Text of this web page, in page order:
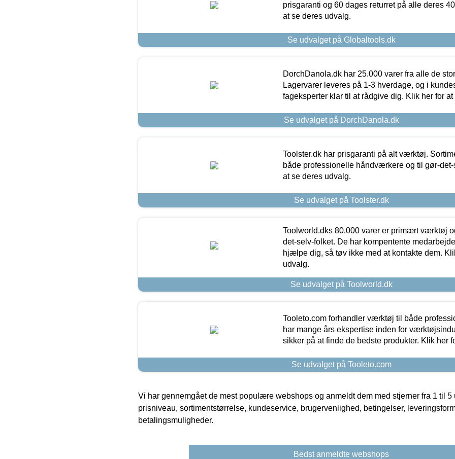
prisgaranti og 60 dages returret på alle deres
at se deres udvalg.
Se udvalget på Globaltools.dk
DorchDanola.dk har 25.000 varer fra alle de
Lagervarer leveres på 1-3 hverdage, og i
fageksperter klar til at rådgive dig. Klik her for
Se udvalget på DorchDanola.dk
Toolster.dk har prisgaranti på alt værktøj.
både professionelle håndværkere og til gør-
at se deres udvalg.
Se udvalget på Toolster.dk
Toolworld.dks 80.000 varer er primært værktøj
det-selv-folket. De har kompentente
hjælpe dig, så tøv ikke med at kontakte dem.
udvalg.
Se udvalget på Toolworld.dk
Tooleto.com forhandler værktøj til både
har mange års ekspertise inden for
sikker på at finde de bedste produkter. Klik her
Se udvalget på Tooleto.com
Vi har gennemgået de mest populære webshops og anmeldt dem med stjerner fra 1 til 5
prisniveau, sortimentstørrelse, kundeservice, brugervenlighed, betingelser,
betalingsmuligheder.
Bedst anmeldte webshops